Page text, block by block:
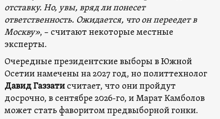
отставку. Но, увы, вряд ли понесет
ответственность. Ожидается, что он переедет в
Москву», – считают некоторые местные
эксперты.
Очередные президентские выборы в Южной
Осетии намечены на 2027 год, но политтехнолог
Давид Газзатисчитает, что они пройдут
досрочно, в сентябре 2026-го, и Марат Камболов
может стать фаворитом предвыборной гонки.